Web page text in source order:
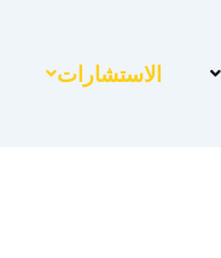
الاستشارات